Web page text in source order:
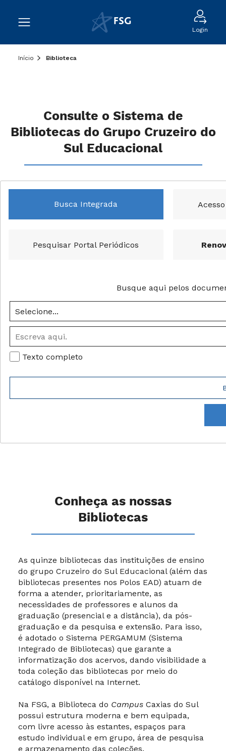
Login
Início Biblioteca
Consulte o Sistema de
Bibliotecas do Grupo Cruzeiro do
Sul Educacional
Busca Integrada
Pesquisar Portal Periódicos
Busque aqui pelos
Texto completo
Conheça as nossas
Bibliotecas
As quinze bibliotecas das instituições de ensino
do grupo Cruzeiro do Sul Educacional (além das
bibliotecas presentes nos Polos EAD) atuam de
forma a atender, prioritariamente, as
necessidades de professores e alunos da
graduação (presencial e a distância), da pós-
graduação e da pesquisa e extensão. Para isso,
é adotado o Sistema PERGAMUM (Sistema
Integrado de Bibliotecas) que garante a
informatização dos acervos, dando visibilidade a
toda coleção das bibliotecas por meio do
catálogo disponível na Internet.
Na FSG, a Biblioteca do Campus Caxias do Sul
possui estrutura moderna e bem equipada,
com livre acesso às estantes, espaços para
estudo individual e em grupo, área de pesquisa
e armazenamento das coleções.